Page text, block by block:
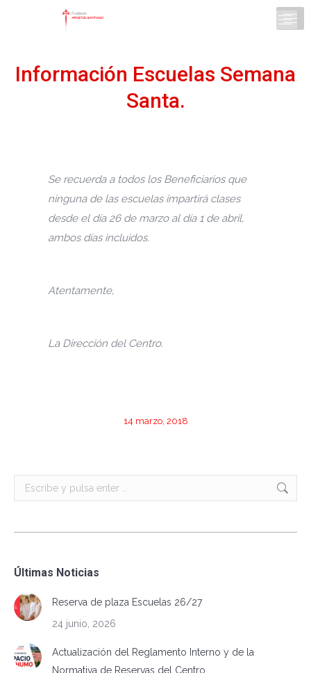
Información Escuelas Semana
Santa.
Se recuerda a todos los Beneficiarios que
ninguna de las escuelas impartirá clases
desde el día 26 de marzo al día 1 de abril,
ambos días incluidos.
Atentamente,
La Dirección del Centro.
14 marzo, 2018
Buscar:
Últimas Noticias
Reserva de plaza Escuelas 26/27
24 junio, 2026
Actualización del Reglamento Interno y de la
Normativa de Reservas del Centro